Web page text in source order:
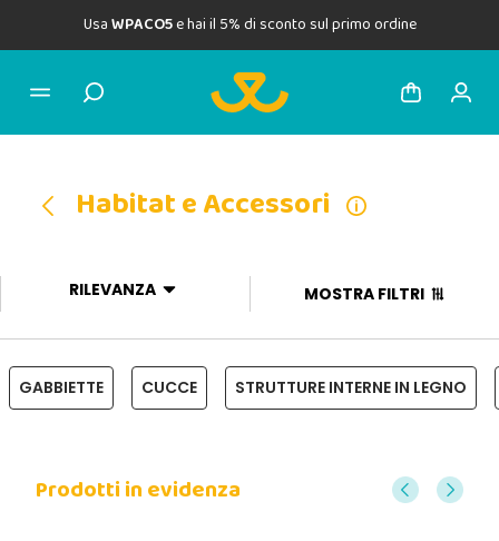
UsaWPACO5e hai il 5% di sconto sul primo ordine
Habitat e Accessori
RILEVANZA
GABBIETTE CUCCE STRUTTURE INTERNE IN LEGNO
MOSTRA FILTRI
Prodotti in evidenza